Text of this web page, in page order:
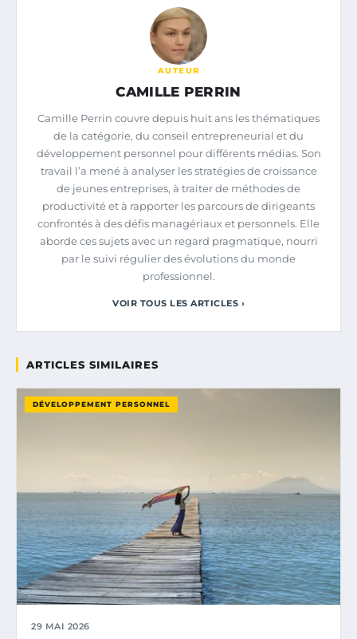
AUTEUR
CAMILLE PERRIN
Camille Perrin couvre depuis huit ans les thématiques
de la catégorie, du conseil entrepreneurial et du
développement personnel pour différents médias. Son
travail l’a mené à analyser les stratégies de croissance
de jeunes entreprises, à traiter de méthodes de
productivité et à rapporter les parcours de dirigeants
confrontés à des défis managériaux et personnels. Elle
aborde ces sujets avec un regard pragmatique, nourri
par le suivi régulier des évolutions du monde
professionnel.
VOIR TOUS LES ARTICLES ›
ARTICLES SIMILAIRES
DÉVELOPPEMENT PERSONNEL
29 MAI 2026